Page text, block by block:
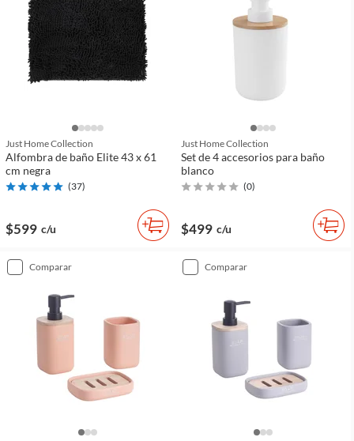
Just Home Collection
Alfombra de baño Elite 43 x 61
cm negra
(37)
$599 c/u
Just Home Collection
Set de 4 accesorios para baño
blanco
(0)
$499 c/u
comparar comparar